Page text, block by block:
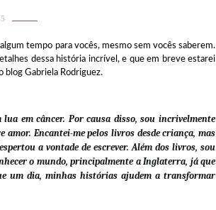
tempo para vocês, mesmo sem vocês saberem.
dessa história incrível, e que em breve estarei
blog Gabriela Rodriguez.
em câncer. Por causa disso, sou incrivelmente
Encantei-me pelos livros desde criança, mas
a vontade de escrever. Além dos livros, sou
o mundo, principalmente a Inglaterra, já que
um dia, minhas histórias ajudem a transformar